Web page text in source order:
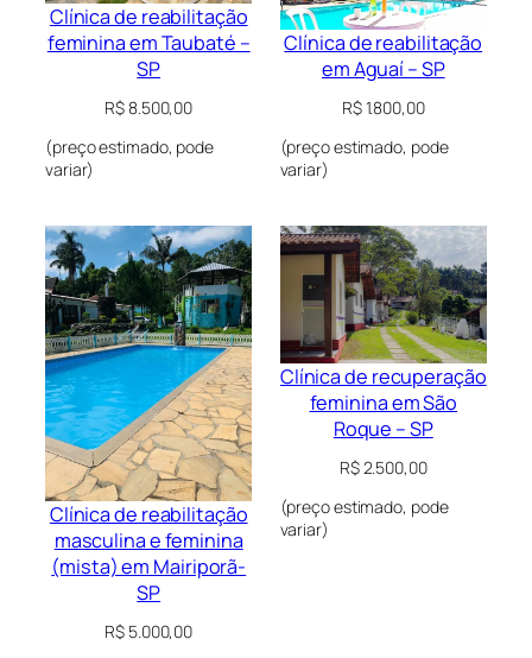
Clínica de reabilitação
feminina em Taubaté –
SP
R$8.500,00
(preço estimado, pode
variar)
Clínica de reabilitação
em Aguaí – SP
R$1.800,00
(preço estimado, pode
variar)
Clínica de reabilitação
masculina e feminina
(mista) em Mairiporã-
SP
R$ 5.000,00
Clínica de recuperação
feminina em São
Roque – SP
R$2.500,00
(preço estimado, pode
variar)